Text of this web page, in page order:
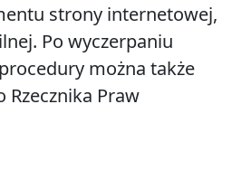
strony internetowej,
Po wyczerpaniu
można także
Rzecznika Praw